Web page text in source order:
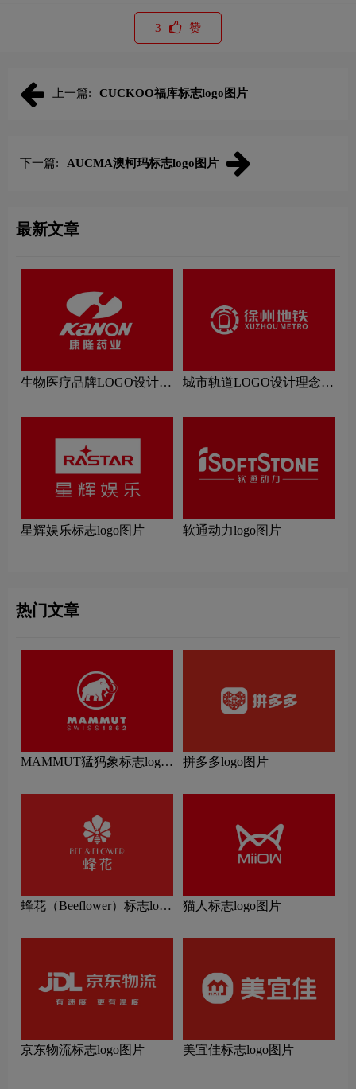
3 赞
上一篇: CUCKOO福库标志logo图片
下一篇: AUCMA澳柯玛标志logo图片
最新文章
生物医疗品牌LOGO设计理
城市轨道LOGO设计理念解
星辉娱乐标志logo图片 软通动力logo图片
热门文章
MAMMUT猛犸象标志logo
拼多多logo图片
蜂花（Beeflower）标志logo
猫人标志logo图片
京东物流标志logo图片 美宜佳标志logo图片